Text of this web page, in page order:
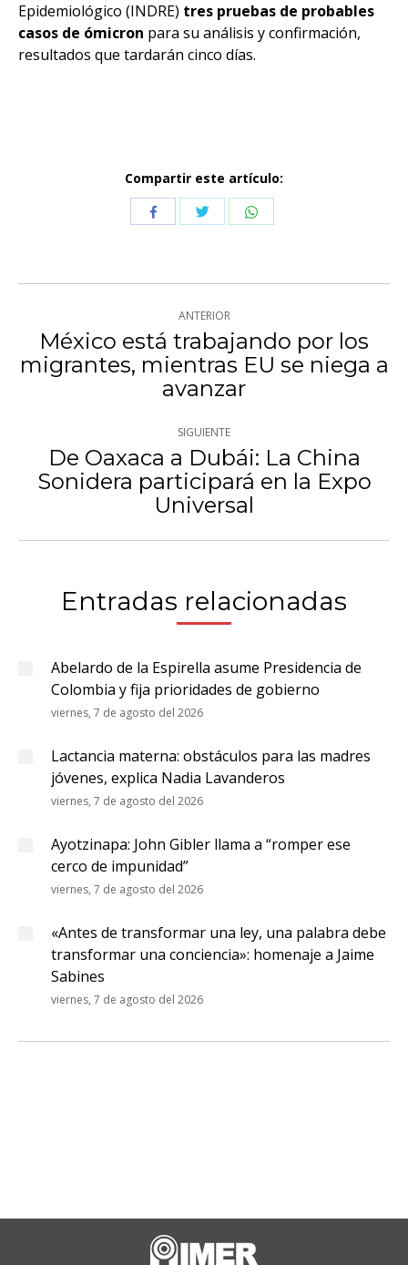
Epidemiológico (INDRE) tres pruebas de probables
casos de ómicron para su análisis y confirmación,
resultados que tardarán cinco días.
Compartir este artículo:
CompartirCompartirCompartir
Navegación
entre
publicaciones
ANTERIOR
Publicación
anterior:
México está trabajando por los
migrantes, mientras EU se niega a
avanzar
SIGUIENTE
Publicación
siguiente:
De Oaxaca a Dubái: La China
Sonidera participará en la Expo
Universal
Entradas relacionadas
Abelardo de la Espirella asume Presidencia de
Colombia y fija prioridades de gobierno
viernes, 7 de agosto del 2026
Lactancia materna: obstáculos para las madres
jóvenes, explica Nadia Lavanderos
viernes, 7 de agosto del 2026
Ayotzinapa: John Gibler llama a “romper ese
cerco de impunidad”
viernes, 7 de agosto del 2026
«Antes de transformar una ley, una palabra debe
transformar una conciencia»: homenaje a Jaime
Sabines
viernes, 7 de agosto del 2026